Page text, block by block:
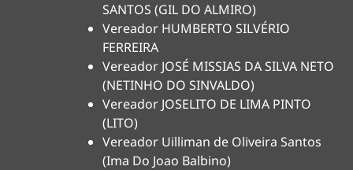
SANTOS (GIL DO ALMIRO)
Vereador HUMBERTO SILVÉRIO
FERREIRA
Vereador JOSÉ MISSIAS DA SILVA NETO
(NETINHO DO SINVALDO)
Vereador JOSELITO DE LIMA PINTO
(LITO)
Vereador Uilliman de Oliveira Santos
(Ima Do Joao Balbino)